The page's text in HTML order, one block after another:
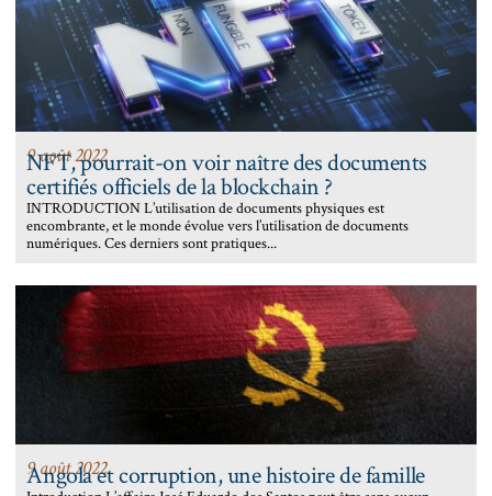
9 août 2022
NFT, pourrait-on voir naître des documents
certifiés officiels de la blockchain ?
INTRODUCTION L’utilisation de documents physiques est
encombrante, et le monde évolue vers l’utilisation de documents
numériques. Ces derniers sont pratiques...
9 août 2022
Angola et corruption, une histoire de famille